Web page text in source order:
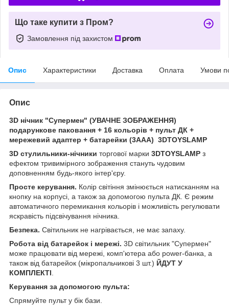
Що таке купити з Пром?
Замовлення під захистом
Опис Характеристики Доставка Оплата Умови
Опис
3D нічник "Супермен" (УВАЧНЕ ЗОБРАЖЕННЯ)
подарункове паковання + 16 кольорів + пульт ДК +
мережевий адаптер + батарейки (3ААА) 3DTOYSLAMP
3D стулильники-нічники торгової марки 3DTOYSLAMP з
ефектом тривимірного зображення стануть чудовим
доповненням будь-якого інтер'єру.
Просте керування. Колір світіння змінюється натисканням на
кнопку на корпусі, а також за допомогою пульта ДК. Є режим
автоматичного перемикання кольорів і можливість регулювати
яскравість підсвічування нічника.
Безпека. Світильник не нагрівається, не має запаху.
Робота від батарейок і мережі. 3D світильник "Супермен"
може працювати від мережі, комп'ютера або power-банка, а
також від батарейок (мікропальчикові 3 шт.) ЙДУТ У
КОМПЛЕКТІ
Керування за допомогою пульта:
Спрямуйте пульт у бік бази.